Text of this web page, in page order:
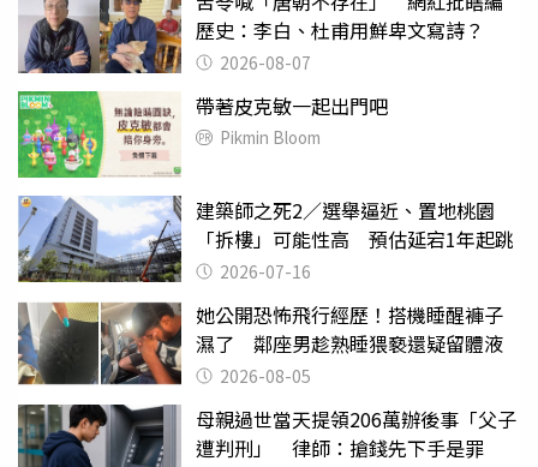
歷史：李白、杜甫用鮮卑文寫詩？
2026-08-07
帶著皮克敏一起出門吧
Pikmin Bloom
建築師之死2／選舉逼近、置地桃園
「拆樓」可能性高 預估延宕1年起跳
2026-07-16
她公開恐怖飛行經歷！搭機睡醒褲子
濕了 鄰座男趁熟睡猥褻還疑留體液
2026-08-05
母親過世當天提領206萬辦後事「父子
遭判刑」 律師：搶錢先下手是罪